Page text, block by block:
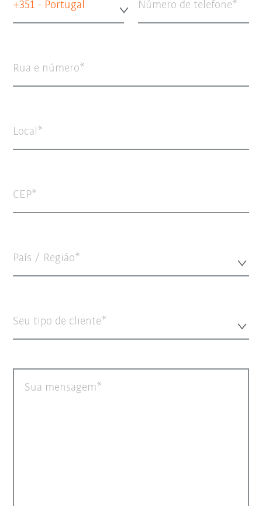
+351 - Portugal Número de telefone
Rua e número
Local
CEP
País / Região*
Seu tipo de cliente*
Sua mensagem